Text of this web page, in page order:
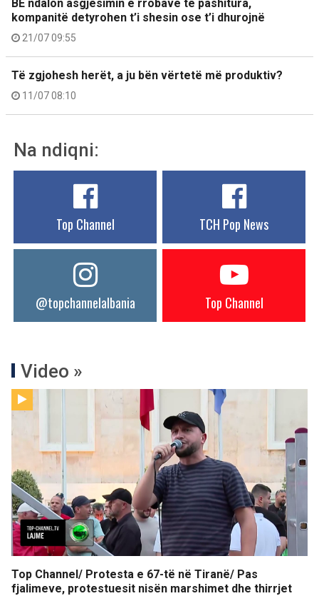
BE ndalon asgjësimin e rrobave të pashitura,
kompanitë detyrohen t’i shesin ose t’i dhurojnë
21/07 09:55
Të zgjohesh herët, a ju bën vërtetë më produktiv?
11/07 08:10
Na ndiqni:
Top Channel TCH Pop News
@topchannelalbania Top Channel
Video »
Top Channel/ Protesta e 67-të në Tiranë/ Pas
fjalimeve, protestuesit nisën marshimet dhe thirrjet